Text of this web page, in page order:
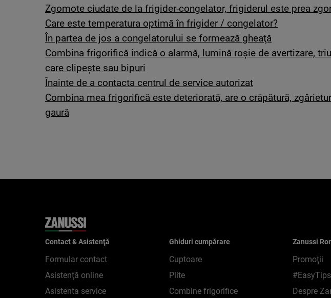
Zgomote ciudate de la frigider-congelator, frigiderul este prea
Care este temperatura optimă în frigider / congelator?
În partea de jos a congelatorului se formează gheaţă
Combina frigorifică indică o alarmă, lumină roșie de avertizare,
care clipește sau bipuri
Înainte de a contacta centrul de service autorizat
Combina mea frigorifică este deteriorată, are o crăpătură,
gaură
Contact & Asistenţă
Formular contact
Asistenţă online
Asistenta service
Ghiduri cumpărare
Cuptoare
Plite
Combine frigorifice
Zanussi
Promoţii
#EasyTips
Despre